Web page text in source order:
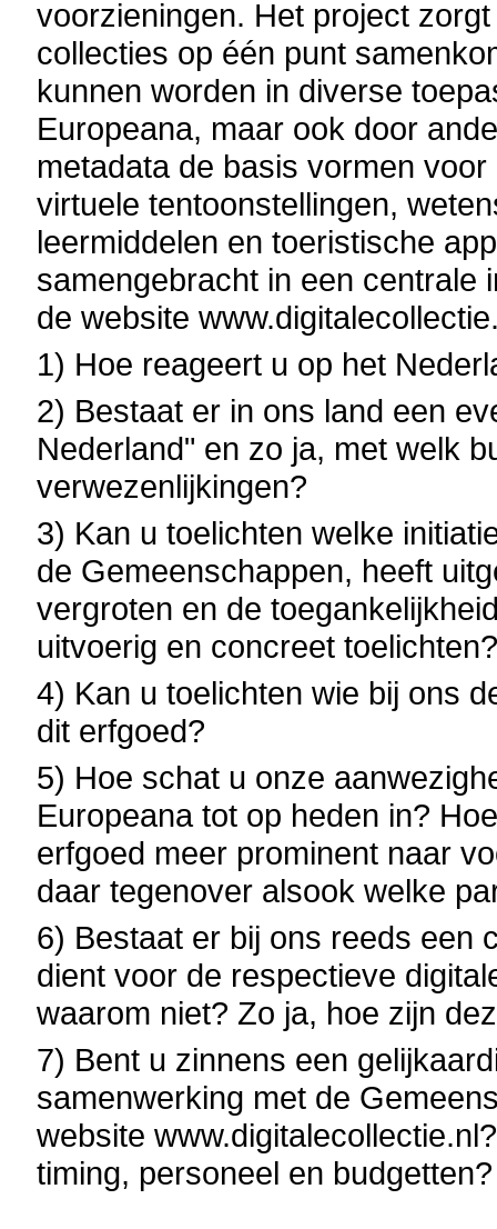
voorzieningen. Het project
collecties op één punt
kunnen worden in diverse
Europeana, maar ook door
metadata de basis vormen
virtuele tentoonstellingen,
leermiddelen en toeristische
samengebracht in een centrale
de website
1) Hoe reageert u op het
2) Bestaat er in ons land een
Nederland" en zo ja, met welk
verwezenlijkingen?
3) Kan u toelichten welke
de Gemeenschappen, heeft
vergroten en de
uitvoerig en concreet
4) Kan u toelichten wie bij ons
dit erfgoed?
5) Hoe schat u onze
Europeana tot op heden in?
erfgoed meer prominent naar
daar tegenover alsook welke
6) Bestaat er bij ons reeds een
dient voor de respectieve
waarom niet? Zo ja, hoe zijn
7) Bent u zinnens een
samenwerking met de
website
timing, personeel en